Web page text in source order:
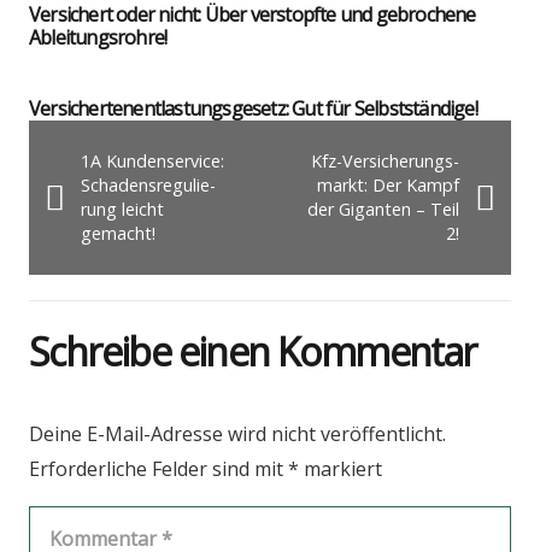
Ver­si­chert oder nicht: Über ver­stopf­te und gebro­che­ne
Ablei­tungs­roh­re!
Ver­si­cher­ten­ent­las­tungs­ge­setz: Gut für Selbst­stän­di­ge!
1A Kun­den­ser­vice:
Scha­dens­re­gu­lie­
rung leicht
gemacht!
Kfz-Ver­si­che­rungs­
markt: Der Kampf
der Gigan­ten – Teil
2!
Schreibe einen Kommentar
Deine E-Mail-Adresse wird nicht veröffentlicht.
Erforderliche Felder sind mit* markiert